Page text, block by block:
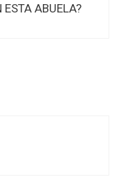
ESTA ABUELA?